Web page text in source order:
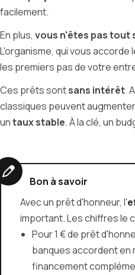
facilement.
En plus, vous n'êtes pas tout
L'organisme, qui vous
les premiers pas de votre
Ces prêts sontsans intérêt.
classiques peuvent
untaux stable.Àla clé, un
Bon à savoir
Avec un prêt d'honneur, l'
important. Les chiffres le
Pour 1 € de prêt
banques accordent en
financement